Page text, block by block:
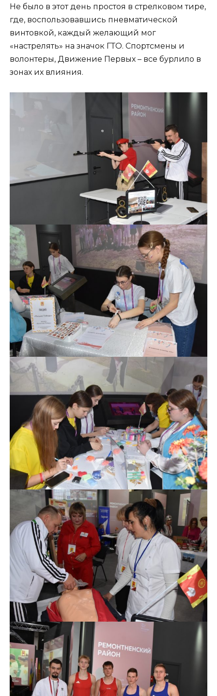
Не было в этот день простоя в стрелковом тире,
где, воспользовавшись пневматической
винтовкой, каждый желающий мог
«настрелять» на значок ГТО. Спортсмены и
волонтеры, Движение Первых – все бурлило в
зонах их влияния.